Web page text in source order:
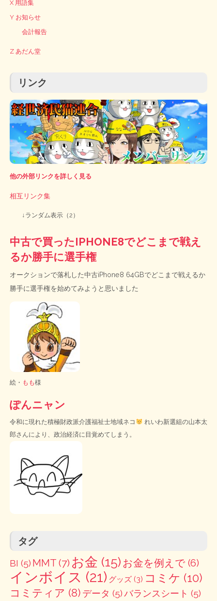
X 用語集
Y お知らせ
会計報告
Z あだん堂
リンク
他の外部リンクを詳しく見る
相互リンク集
↓ランダム表示（2）
中古で買ったIPHONE8でどこまで戦え
るか勝手に選手権
オークションで落札した中古iPhone8 64GBでどこまで戦えるか
勝手に選手権を始めてみようと思いました
絵・ もも様
ぽんニャン
令和に現れた積極財政派介護福祉士地域ネコ
れいわ新選組の山本太
郎さんにより、政治経済に目覚めてしまう。
タグ
BI (5) MMT (7) お金 (15) お金を例えで (6)
インボイス (21) グッズ (3) コミケ (10)
コミティア (8) データ (5)バランスシート (5)